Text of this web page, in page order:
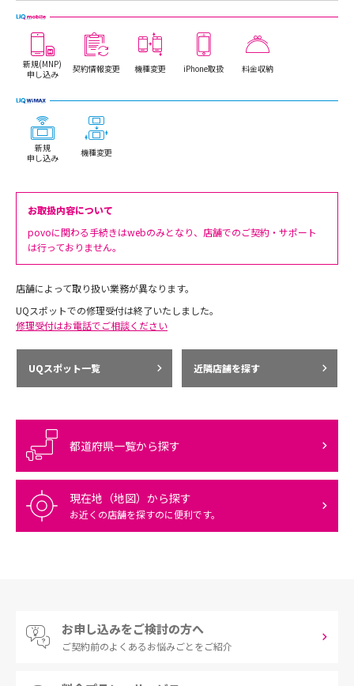
新規(MNP)
申し込み
契約情報変更 機種変更 iPhone取扱 料金収納
新規
申し込み
機種変更
お取扱内容について
povoに関わる手続きはwebのみとなり、店舗でのご契約・サポート
は行っておりません。
店舗によって取り扱い業務が異なります。
UQスポットでの修理受付は終了いたしました。
修理受付はお電話でご相談ください
UQスポット一覧 近隣店舗を探す
都道府県一覧から探す
現在地（地図）から探す
お近くの店舗を探すのに便利です。
お申し込みをご検討の方へ
ご契約前のよくあるお悩みごとをご紹介